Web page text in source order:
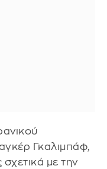
Γκαλιμπάφ,
με την